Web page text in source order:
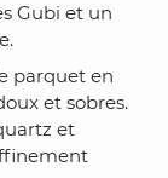
Gubi et un
parquet en
et sobres.
et